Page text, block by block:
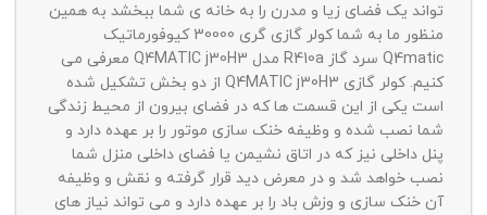
تواند یک فضای زیا و مدرن را به خانه ی شما ببخشد به همین
منظور ما به شما کولر گازی گری 30000 کیوفورماتیک
Q4matic سرد گاز R410a مدل Q4MATIC j30H3 معرفی می
کنیم. کولر گازی Q4MATIC j30H3 از دو بخش تشکیل شده
است یکی از این قسمت ها که در فضای بیرون از محیط زندگی
شما نصب شده و وظیفه خنک سازی موتور را بر عهده دارد و
پنل داخلی نیز که در اتاق نشیمن یا فضای داخلی منزل شما
نصب خواهد شد و در معرض دید قرار گرفته و نقش و وظیفه
آن خنک سازی و وزش باد را بر عهده دارد و می تواند نیاز های